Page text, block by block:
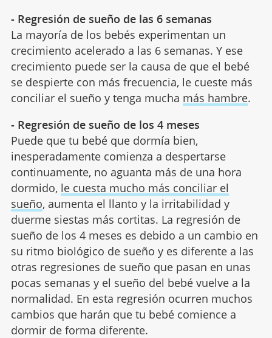
- Regresión de sueño de las 6 semanas
La mayoría de los bebés experimentan un
crecimiento acelerado a las 6 semanas. Y ese
crecimiento puede ser la causa de que el bebé
se despierte con más frecuencia, le cueste más
conciliar el sueño y tenga mucha más hambre.
- Regresión de sueño de los 4 meses
Puede que tu bebé que dormía bien,
inesperadamente comienza a despertarse
continuamente, no aguanta más de una hora
dormido, le cuesta mucho más conciliar el
sueño, aumenta el llanto y la irritabilidad y
duerme siestas más cortitas. La regresión de
sueño de los 4 meses es debido a un cambio en
su ritmo biológico de sueño y es diferente a las
otras regresiones de sueño que pasan en unas
pocas semanas y el sueño del bebé vuelve a la
normalidad. En esta regresión ocurren muchos
cambios que harán que tu bebé comience a
dormir de forma diferente.